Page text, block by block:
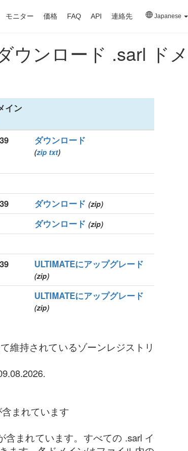
モニター 価格 FAQ API 連絡先 Japanese
ウンロード .sarl ド
イン
ダウンロード
(zip txt)
ダウンロード (zip)
ダウンロード (zip)
ULTIMATEにアップグレード
(zip)
ULTIMATEにアップグレード
(zip)
維持されているゾーンレジストリ
まれています
まれています。すべての .sarl イ